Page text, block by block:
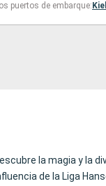
puertos de embarque: Kiel
la magia y la
de la Liga